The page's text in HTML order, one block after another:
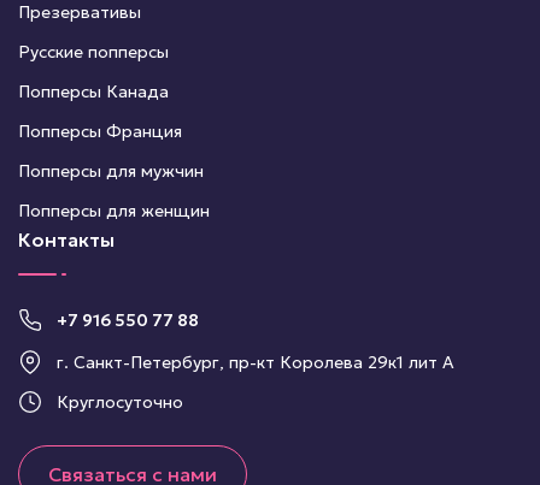
Презервативы
Русские попперсы
Попперсы Канада
Попперсы Франция
Попперсы для мужчин
Попперсы для женщин
Контакты
+7 916 550 77 88
г. Санкт-Петербург, пр-кт Королева 29к1 лит А
Круглосуточно
Связаться с нами